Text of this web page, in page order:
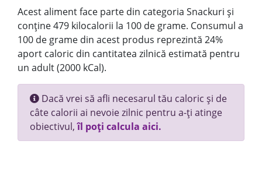
Acest aliment face parte din categoria Snackuri și
conține 479 kilocalorii la 100 de grame. Consumul a
100 de grame din acest produs reprezintă 24%
aport caloric din cantitatea zilnică estimată pentru
un adult (2000 kCal).
Dacă vrei să afli necesarul tău caloric și de
câte calorii ai nevoie zilnic pentru a-ți atinge
obiectivul,îl poți calcula aici.